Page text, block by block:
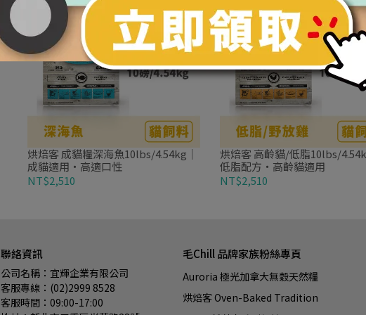
烘焙客 成貓糧深海魚10lbs/4.54kg｜
成貓適用・高適口性
NT$2,510
烘焙客 高齡貓/低脂10lbs/
低脂配方・高齡貓適用
NT$2,510
聯絡資訊
公司名稱：宜輝企業有限公司
客服專線：(02)2999 8528
客服時間：09:00-17:00
毛Chill 品牌家族粉絲專頁
Auroria 極光加拿大無穀天然糧
烘焙客 Oven-Baked Tradition